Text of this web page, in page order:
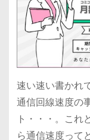
速い速い書かれ
通信回線速度の
ト・・・。これ
ら通信速度って